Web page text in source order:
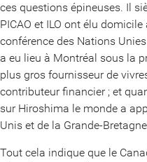
ces questions épineuses. Il
PICAO et ILO ont élu
conférence des Nations
a eu lieu à Montréal sous la
plus gros fournisseur de
contributeur financier ; et
sur Hiroshima le monde a
Unis et de la Grande-
Tout cela indique que le